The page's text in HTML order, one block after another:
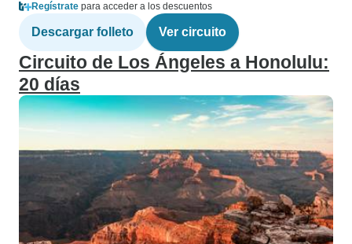
Regístrate para acceder a los descuentos
Descargar folleto Ver circuito
Circuito de Los Ángeles a Honolulu:
20 días